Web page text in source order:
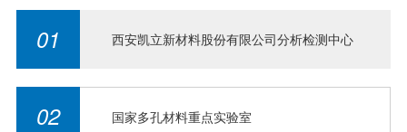
01 西安凯立新材料股份有限公司分析检测中心
02 国家多孔材料重点实验室